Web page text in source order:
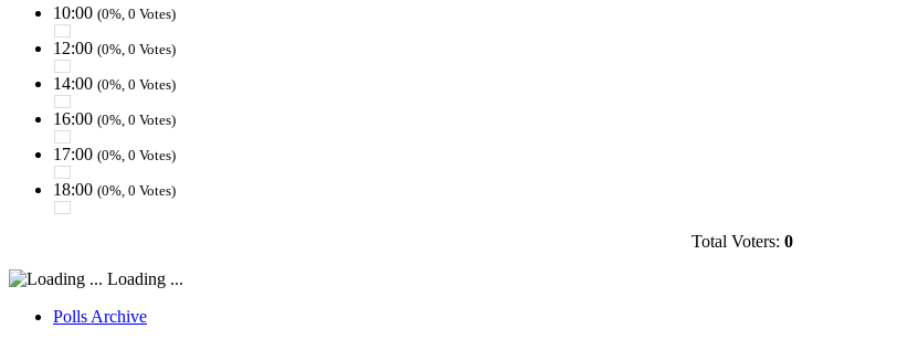
10:00 (0%, 0 Votes)
12:00 (0%, 0 Votes)
14:00 (0%, 0 Votes)
16:00 (0%, 0 Votes)
17:00 (0%, 0 Votes)
18:00 (0%, 0 Votes)
Total Voters: 0
Loading ...
Polls Archive